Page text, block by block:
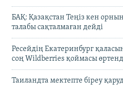
БАҚ: Қазақстан Теңіз кен
талабы сақталмаған дейді
Ресейдің Екатеринбург
соң Wildberries қоймасы
Таиландта мектепте біреу